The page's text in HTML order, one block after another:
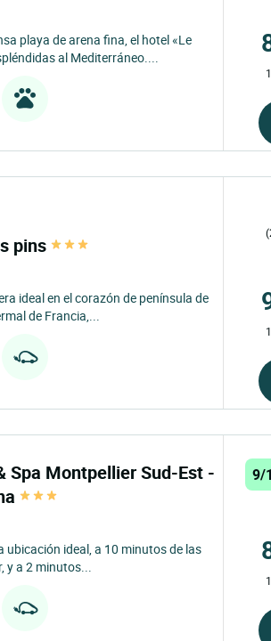
playa de arena fina, el hotel «Le
al Mediterráneo....
pins
ideal en el corazón de península de
de Francia,...
Spa Montpellier Sud-Est -
ubicación ideal, a 10 minutos de las
y a 2 minutos...
9/